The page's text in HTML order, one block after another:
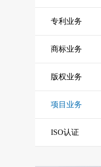
专利业务
商标业务
版权业务
项目业务
ISO认证